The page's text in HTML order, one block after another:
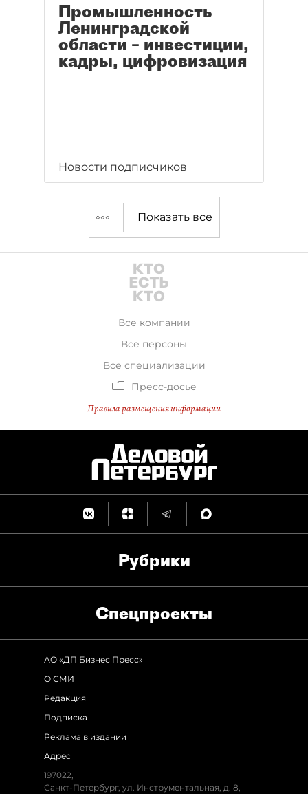
Промышленность
Ленинградской
области – инвестиции,
кадры, цифровизация
Новости подписчиков
Показать все
Все компании
Все персоны
Все специализации
Пресс-досье
Правила размещения информации
Рубрики
Спец­проекты
АО «ДП Бизнес Пресс»
О СМИ
Редакция
Подписка
Реклама в издании
Адрес
197022,
Санкт-Петербург, ул. Инструментальная, д. 8,